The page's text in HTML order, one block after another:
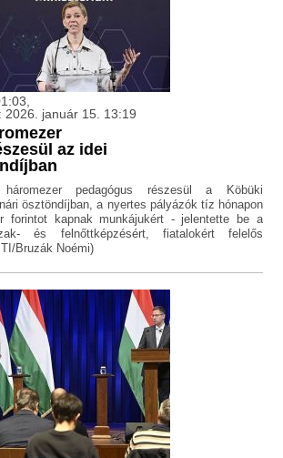
2026. január 15. 13:19
az idei
pedagógus részesül a Köbüki
ösztöndíjban, a nyertes pályázók tíz hónapon
forintot kapnak munkájukért - jelentette be a
és felnőttképzésért, fiatalokért felelős
Bruzák Noémi)